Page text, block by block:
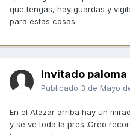
que tengas, hay guardas y
para estas cosas.
Invitado paloma
Publicado 3 de Mayo
En el Atazar arriba hay un
y se ve toda la pres .Creo